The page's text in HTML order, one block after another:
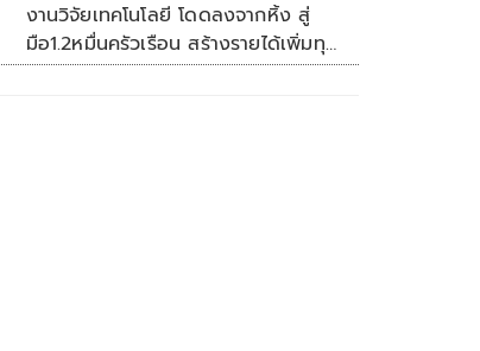
งานวิจัยเทคโนโลยี โดดลงจากหิ้ง สู่
มือ1.2หมื่นครัวเรือน สร้างรายได้เพิ่มทุก
เดือน